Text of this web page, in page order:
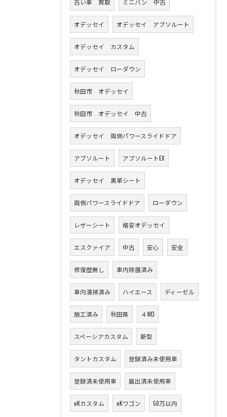
オデッセイ オデッセイ アブソルート
オデッセイ カスタム
オデッセイ ローダウン
秋田市 オデッセイ
秋田市 オデッセイ 中古
オデッセイ 両側パワースライドドア
アブソルート アブソルートEX
オデッセイ 黒革シート
両側パワースライドドア ローダウン
レザーシート 格安オデッセイ
エスクァイア 中古 安心 安全
修復歴無し 車内除菌済み
車内清掃済み ハイエース ディーゼル
施工済み 秋田県 ４WD
スペーシアカスタム 新型
タントカスタム 登録済み未使用車
登録済未使用車 届出済未使用車
eKカスタム eKワゴン 50万以内